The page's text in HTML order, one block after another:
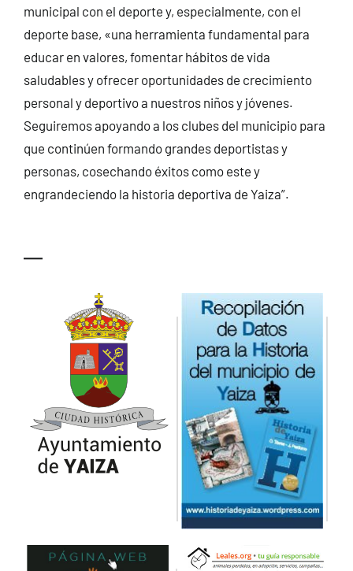
municipal con el deporte y, especialmente, con el
deporte base, «una herramienta fundamental para
educar en valores, fomentar hábitos de vida
saludables y ofrecer oportunidades de crecimiento
personal y deportivo a nuestros niños y jóvenes.
Seguiremos apoyando a los clubes del municipio para
que continúen formando grandes deportistas y
personas, cosechando éxitos como este y
engrandeciendo la historia deportiva de Yaiza”.
—